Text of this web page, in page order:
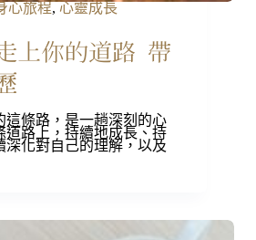
心旅程, 心靈成長
上你的道路 帶
這條路，是一趟深刻的心
道路上，持續地成長、持
深化對自己的理解，以及